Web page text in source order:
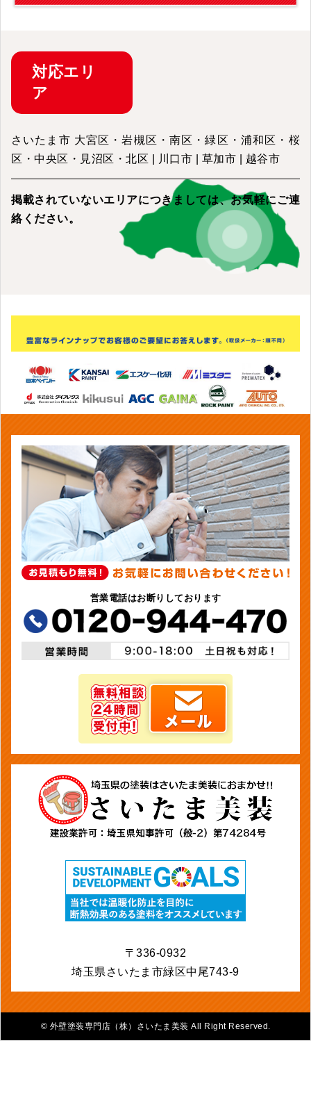
対応エリ
ア
さいたま市 大宮区・岩槻区・南区・緑区・浦和区・桜
区・中央区・見沼区・北区 | 川口市 | 草加市 | 越谷市
掲載されていないエリアにつきましては、お気軽にご連
絡ください。
営業電話はお断りしております
〒336-0932
埼玉県さいたま市緑区中尾743-9
© 外壁塗装専門店（株）さいたま美装 All Right Reserved.